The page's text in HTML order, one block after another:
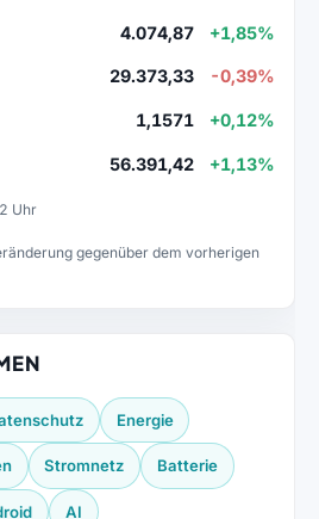
4.074,87 +1,85%
29.373,33 -0,39%
1,1571 +0,12%
56.391,42 +1,13%
Uhr
gegenüber dem vorherigen
Energie
Stromnetz Batterie
AI